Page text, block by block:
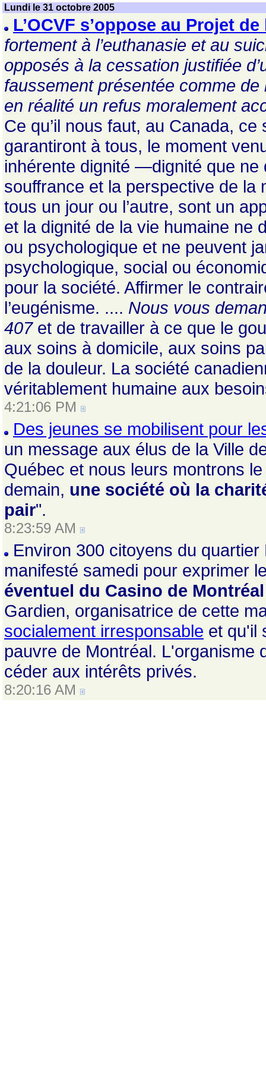
Lundi le 31 octobre 2005
L’OCVF s’oppose au Projet
fortement à l’euthanasie et au
opposés à la cessation justifiée
faussement présentée comme
en réalité un refus moralement
Ce qu’il nous faut, au Canada,
garantiront à tous, le moment
inhérente dignité —dignité que ne
souffrance et la perspective de la
tous un jour ou l’autre, sont un
et la dignité de la vie humaine ne
ou psychologique et ne peuvent
psychologique, social ou
pour la société. Affirmer le
l’eugénisme. .... Nous vous
407et de travailler à ce que le
aux soins à domicile, aux soins
de la douleur. La société
véritablement humaine aux
4:21:06 PM
Des jeunes se mobilisent pour
un message aux élus de la Ville
Québec et nous leurs montrons
demain, une société où la
pair".
8:23:59 AM
Environ 300 citoyens du
manifesté samedi pour exprimer
éventuel du Casino de Montréal
Gardien, organisatrice de cette
socialement irresponsable et qu'il
pauvre de Montréal. L'organisme
céder aux intérêts privés.
8:20:16 AM